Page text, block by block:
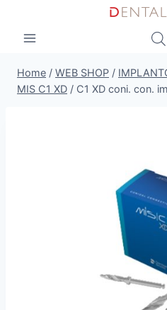
content
Home / WEB SHOP /
MIS C1 XD / C1 XD coni. con.